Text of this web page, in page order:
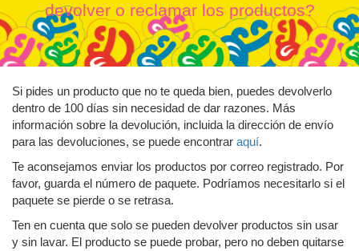
devolver o reclamar los productos?
Si pides un producto que no te queda bien, puedes devolverlo
dentro de 100 días sin necesidad de dar razones. Más
información sobre la devolución, incluida la dirección de envío
para las devoluciones, se puede encontrar aquí.
Te aconsejamos enviar los productos por correo registrado. Por
favor, guarda el número de paquete. Podríamos necesitarlo si el
paquete se pierde o se retrasa.
Ten en cuenta que solo se pueden devolver productos sin usar
y sin lavar. El producto se puede probar, pero no deben quitarse